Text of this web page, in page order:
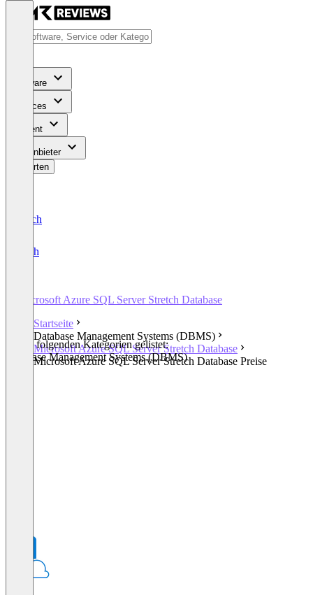
Software
Services
Content
Für Anbieter
Bewerten
Deutsch
English
Microsoft Azure SQL Server Stretch Database
Startseite
Database Management Systems (DBMS)
Microsoft Azure SQL Server Stretch Database
Microsoft Azure SQL Server Stretch Database Preise
In den folgenden Kategorien gelistet:
Database Management Systems (DBMS)